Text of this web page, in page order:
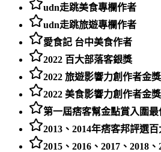
udn走跳美食專欄作者
udn走跳旅遊專欄作者
愛食記 台中美食作者
2022 百大部落客銀獎
2022 旅遊影響力創作者金獎
2022 美食影響力創作者金獎
第一屆痞客幫金點賞入圍
2013、2014年痞客邦評選
2015、2016、2017、2018